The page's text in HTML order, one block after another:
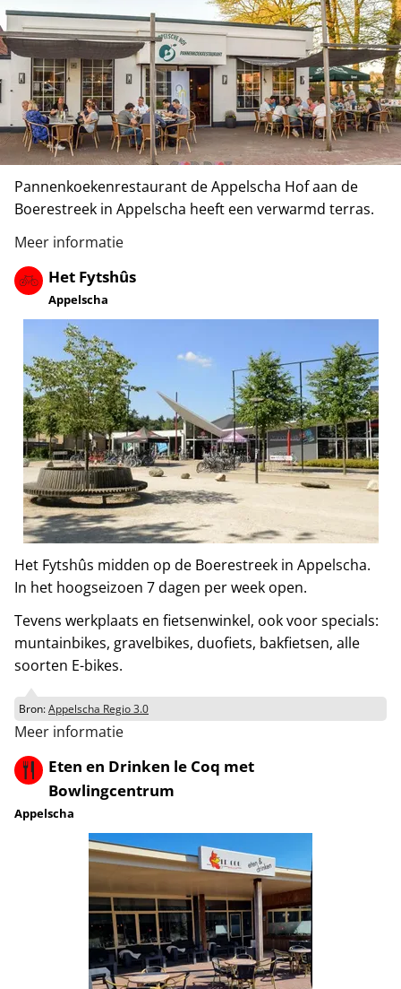
Pannenkoekenrestaurant de Appelscha Hof aan de
Boerestreek in Appelscha heeft een verwarmd terras.
Meer informatie
Het Fytshûs
Appelscha
Het Fytshûs midden op de Boerestreek in Appelscha.
In het hoogseizoen 7 dagen per week open.
Tevens werkplaats en fietsenwinkel, ook voor specials:
muntainbikes, gravelbikes, duofiets, bakfietsen, alle
soorten E-bikes.
Bron:Appelscha Regio 3.0
Meer informatie
Eten en Drinken le Coq met
Bowlingcentrum
Appelscha